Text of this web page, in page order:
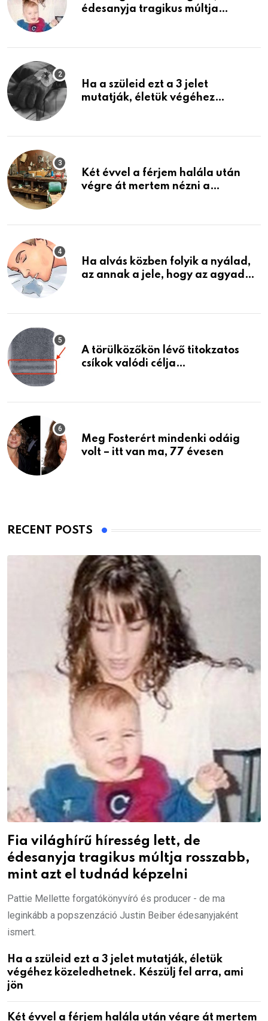
édesanyja tragikus múltja
Ha a szüleid ezt a 3 jelet
mutatják, életük végéhez
Két évvel a férjem halála után
végre át mertem nézni a
életemet
Ha alvás közben folyik a nyálad,
az annak a jele, hogy az agyad…
A törülközőkön lévő titokzatos
csíkok valódi célja…
Meg Fosterért mindenki odáig
volt – itt van ma, 77 évesen
RECENT POSTS
Fia világhírű híresség lett, de
édesanyja tragikus múltja rosszabb,
mint azt el tudnád képzelni
Pattie Mellette forgatókönyvíró és producer - de ma
leginkább a popszenzáció Justin Beiber édesanyjaként
ismert.
Ha a szüleid ezt a 3 jelet mutatják, életük
végéhez közeledhetnek. Készülj fel arra, ami
jön
Két évvel a férjem halála után végre át mertem